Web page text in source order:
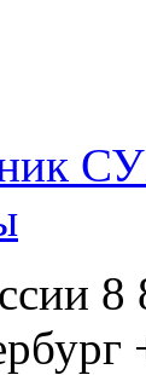
8